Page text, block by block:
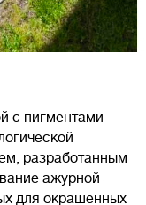
с пигментами
разработанным
ажурной
для окрашенных